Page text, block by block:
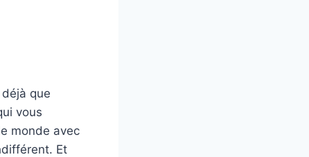
que
vous
monde avec
Et